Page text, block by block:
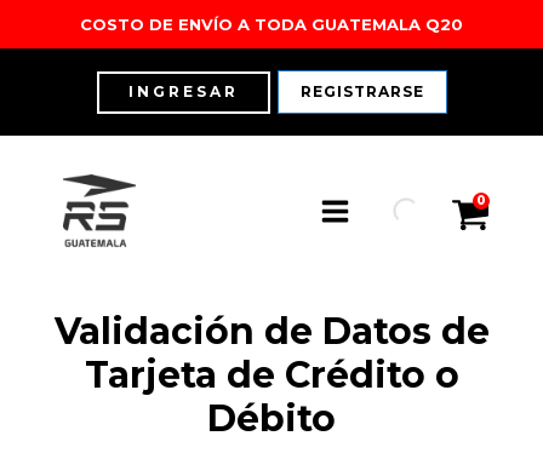
COSTO DE ENVÍO A TODA GUATEMALA Q20
INGRESAR REGISTRARSE
0
Validación de Datos de
Tarjeta de Crédito o
Débito